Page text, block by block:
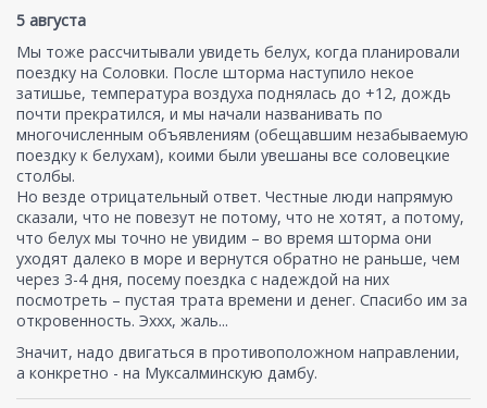
5 августа
Мы тоже рассчитывали увидеть белух, когда планировали
поездку на Соловки. После шторма наступило некое
затишье, температура воздуха поднялась до +12, дождь
почти прекратился, и мы начали названивать по
многочисленным объявлениям (обещавшим незабываемую
поездку к белухам), коими были увешаны все соловецкие
столбы.
Но везде отрицательный ответ. Честные люди напрямую
сказали, что не повезут не потому, что не хотят, а потому,
что белух мы точно не увидим – во время шторма они
уходят далеко в море и вернутся обратно не раньше, чем
через 3-4 дня, посему поездка с надеждой на них
посмотреть – пустая трата времени и денег. Спасибо им за
откровенность. Эххх, жаль...
Значит, надо двигаться в противоположном направлении,
а конкретно - на Муксалминскую дамбу.